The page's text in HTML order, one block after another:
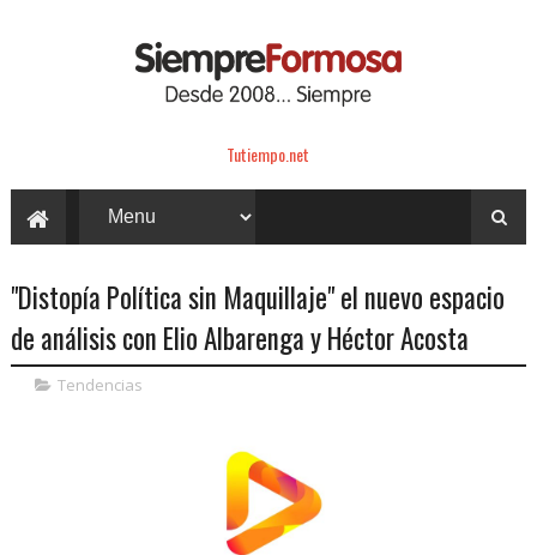
Tutiempo.net
"Distopía Política sin Maquillaje" el nuevo espacio
de análisis con Elio Albarenga y Héctor Acosta
Tendencias